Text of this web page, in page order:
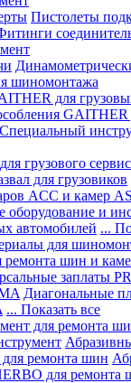
Пистолеты
шиномонтажа
для
GAITHER
Специальный
грузового
для грузовиков
ACC и камер
оборудование и
автомобилей ...
для
ремонта шин и
заплаты
Диагональные
... Показать все
для ремонта
ремонта шин
для ремонта